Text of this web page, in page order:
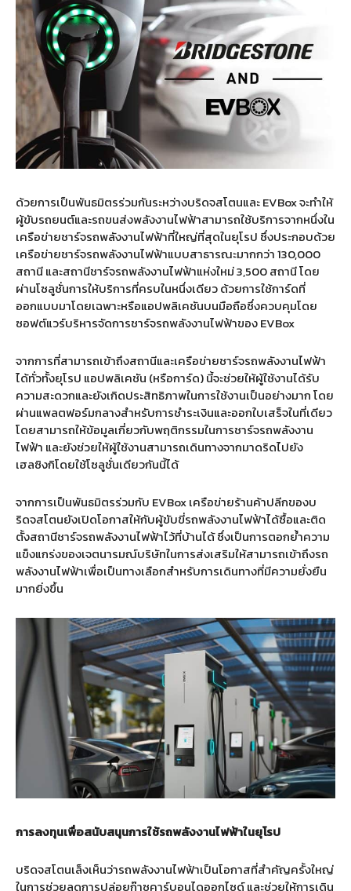
ด้วยการเป็นพันธมิตรร่วมกันระหว่างบริดจสโตนและ EVBox จะทำให้
ผู้ขับรถยนต์และรถขนส่งพลังงานไฟฟ้าสามารถใช้บริการจากหนึ่งใน
เครือข่ายชาร์จรถพลังงานไฟฟ้าที่ใหญ่ที่สุดในยุโรป ซึ่งประกอบด้วย
เครือข่ายชาร์จรถพลังงานไฟฟ้าแบบสาธารณะมากกว่า 130,000
สถานี และสถานีชาร์จรถพลังงานไฟฟ้าแห่งใหม่ 3,500 สถานี โดย
ผ่านโซลูชั่นการให้บริการที่ครบในหนึ่งเดียว ด้วยการใช้การ์ดที่
ออกแบบมาโดยเฉพาะหรือแอปพลิเคชันบนมือถือซึ่งควบคุมโดย
ซอฟต์แวร์บริหารจัดการชาร์จรถพลังงานไฟฟ้าของ EVBox
จากการที่สามารถเข้าถึงสถานีและเครือข่ายชาร์จรถพลังงานไฟฟ้า
ได้ทั่วทั้งยุโรป แอปพลิเคชัน (หรือการ์ด) นี้จะช่วยให้ผู้ใช้งานได้รับ
ความสะดวกและยังเกิดประสิทธิภาพในการใช้งานเป็นอย่างมาก โดย
ผ่านแพลตฟอร์มกลางสำหรับการชำระเงินและออกใบเสร็จในที่เดียว
โดยสามารถให้ข้อมูลเกี่ยวกับพฤติกรรมในการชาร์จรถพลังงาน
ไฟฟ้า และยังช่วยให้ผู้ใช้งานสามารถเดินทางจากมาดริดไปยัง
เฮลซิงกิโดยใช้โซลูชั่นเดียวกันนี้ได้
จากการเป็นพันธมิตรร่วมกับ EVBox เครือข่ายร้านค้าปลีกของบ
ริดจสโตนยังเปิดโอกาสให้กับผู้ขับขี่รถพลังงานไฟฟ้าได้ซื้อและติด
ตั้งสถานีชาร์จรถพลังงานไฟฟ้าไว้ที่บ้านได้ ซึ่งเป็นการตอกย้ำความ
แข็งแกร่งของเจตนารมณ์บริษัทในการส่งเสริมให้สามารถเข้าถึงรถ
พลังงานไฟฟ้าเพื่อเป็นทางเลือกสำหรับการเดินทางที่มีความยั่งยืน
มากยิ่งขึ้น
การลงทุนเพื่อสนับสนุนการใช้รถพลังงานไฟฟ้าในยุโรป
บริดจสโตนเล็งเห็นว่ารถพลังงานไฟฟ้าเป็นโอกาสที่สำคัญครั้งใหญ่
ในการช่วยลดการปล่อยก๊าซคาร์บอนไดออกไซด์ และช่วยให้การเดิน